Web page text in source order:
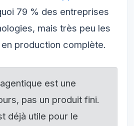
79 % des entreprises
mais très peu les
production complète.
est une
pas un produit fini.
déjà utile pour le